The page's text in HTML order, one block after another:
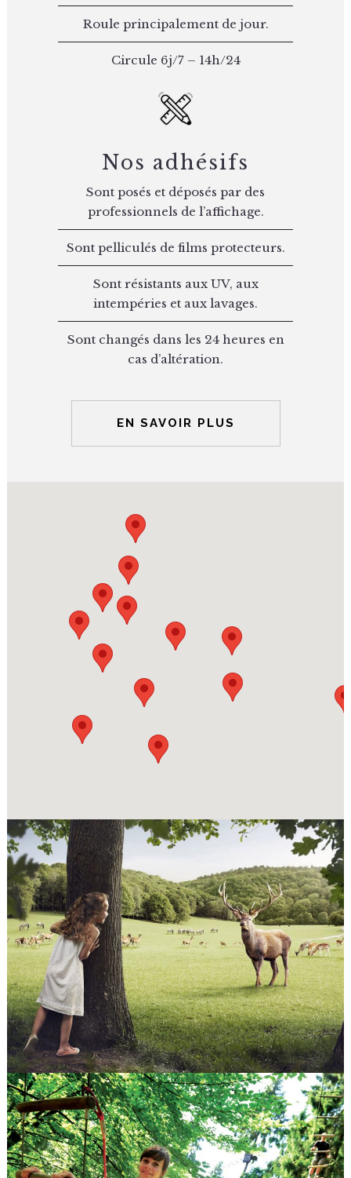
Roule principalement de jour.
Circule 6j/7 – 14h/24
Nos adhésifs
Sont posés et déposés par des
professionnels de l’affichage.
Sont pelliculés de films protecteurs.
Sont résistants aux UV, aux
intempéries et aux lavages.
Sont changés dans les 24 heures en
cas d’altération.
EN SAVOIR PLUS
LES GROTTES DE HAN